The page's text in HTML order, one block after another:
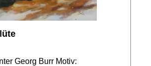
Georg Burr Motiv: